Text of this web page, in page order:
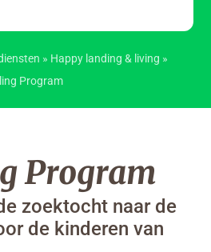
» Happy landing & living »
Program
Program
zoektocht naar de
de kinderen van